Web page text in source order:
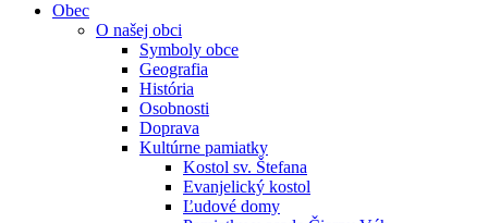
Obec
O našej obci
Symboly obce
Geografia
História
Osobnosti
Doprava
Kultúrne pamiatky
Kostol sv. Štefana
Evanjelický kostol
Ľudové domy